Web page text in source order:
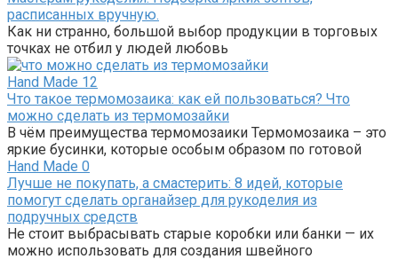
расписанных вручную.
Как ни странно, большой выбор продукции в торговых
точках не отбил у людей любовь
Hand Made 12
Что такое термомозаика: как ей пользоваться? Что
можно сделать из термомозайки
В чём преимущества термомозаики Термомозаика – это
яркие бусинки, которые особым образом по готовой
Hand Made 0
Лучше не покупать, а смастерить: 8 идей, которые
помогут сделать органайзер для рукоделия из
подручных средств
Не стоит выбрасывать старые коробки или банки — их
можно использовать для создания швейного